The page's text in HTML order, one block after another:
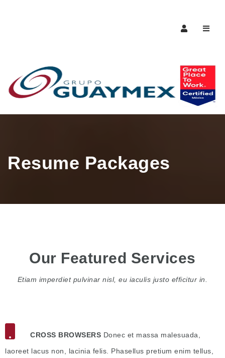
Resume Packages
Our Featured Services
Etiam imperdiet pulvinar nisl, eu iaculis justo efficitur in.
CROSS BROWSERS Donec et massa malesuada,
laoreet lacus non, lacinia felis. Phasellus pretium enim tellus,